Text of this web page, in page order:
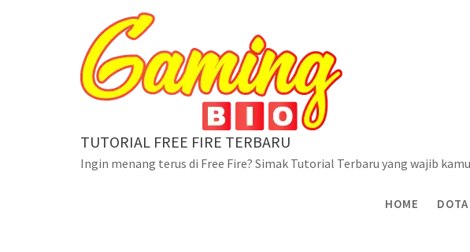
TUTORIAL FREE FIRE TERBARU
Ingin menang terus di Free Fire? Simak Tutorial Terbaru yang wajib
HOME